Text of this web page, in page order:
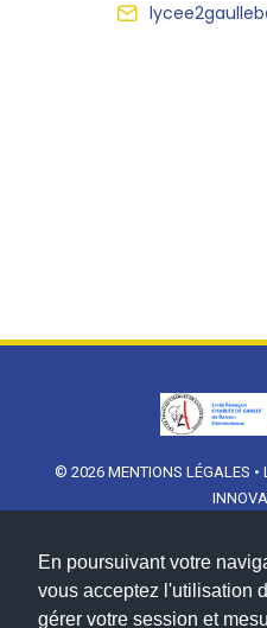
En poursuivant votre
vous acceptez l'utilisation
gérer votre session et
© 2026 MENTIONS LÉGALES •